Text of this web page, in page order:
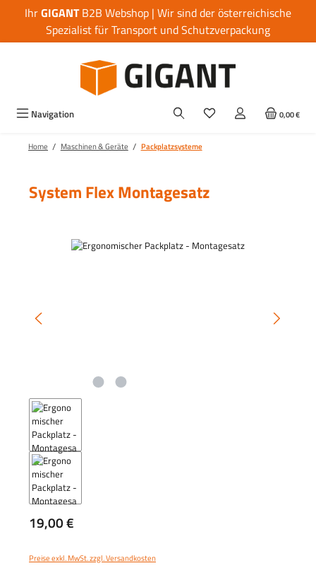
Zum Hauptinhalt springen
IhrGIGANTB2B Webshop | Wir sind der österreichische
Spezialist für Transport und Schutzverpackung
Navigation 0,00 €
Home / Maschinen & Geräte / Packplatzsysteme
System Flex Montagesatz
Bildergalerie überspringen
Regulärer Preis:
19,00 €
Preise exkl. MwSt. zzgl. Versandkosten